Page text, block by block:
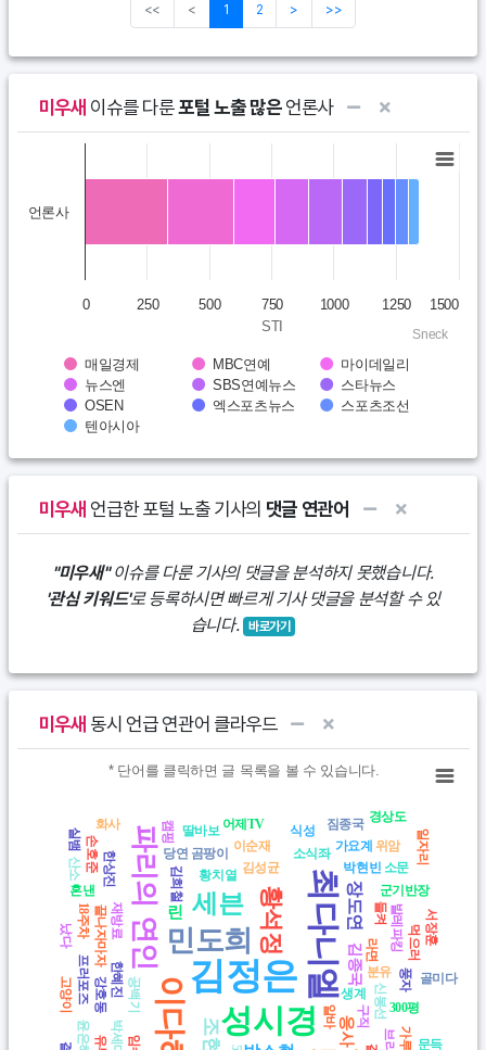
<< < 1 2 > >>
미우새 이슈를 다룬포털 노출 많은언론사
Chart
View as data table, Chart
The chart has 1 X axis displaying categories.
The chart has 1 Y axis displaying STI. Data ranges from 332.4
STI
매일경제 MBC연예
마이데일리
뉴스엔
SBS연예뉴스
스타뉴스
OSEN
엑스포츠뉴스
스포츠조선
텐아시아
언론사
0 250 500 750 1000 1250 1500
Sneck
End of interactive chart.
미우새 언급한 포털 노출 기사의 댓글 연관어
"미우새"이슈를 다룬 기사의 댓글을 분석하지 못했습니다.
'관심 키워드'로 등록하시면 빠르게 기사 댓글을 분석할 수 있
습니다.
바로가기
미우새 동시 언급 연관어 클라우드
View as data table, Chart
김정은 최다니엘
성시경
이다해
민도희
파리의 연인 세븐 황석정 장도연
린
응사
김종국
생계
공백기
김희철
알바 구직
황치열 김성균
박세미
박현빈
한혜진
라면
재방료 들켜
분유
신봉선
한상진 곰팡이 소식좌
이순재 가요계
강호동
군기반장
끝나자마자
당연
발레파킹
소문
손호준 위암
풍자
300평
가루
윤은혜
프러포즈
혼낸
18주차
딸바보
먹으러
산소
식성
실뱀
어제TV
일자리
짐종국
캠핑
화사 경상도
고양이 골미다
났다
문득
서장훈
* 단어를 클릭하면 글 목록을 볼 수 있습니다.